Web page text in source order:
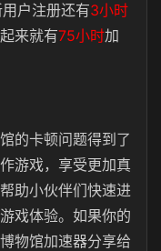
户注册还有3小时
来就有75小时加
的卡顿问题得到了
游戏，享受更加真
助小伙伴们快速进
戏体验。如果你的
物馆加速器分享给